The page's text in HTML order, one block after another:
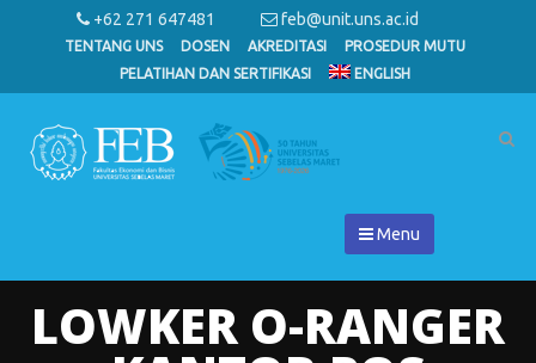
+62 271 647481 feb@unit.uns.ac.id
TENTANG UNS DOSEN AKREDITASI
PROSEDUR MUTU
PELATIHAN DAN SERTIFIKASI
ENGLISH
Menu
LOWKER O-RANGER